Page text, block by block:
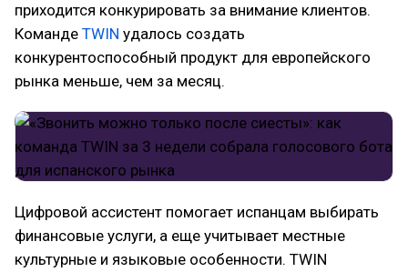
приходится конкурировать за внимание клиентов.
Команде TWIN удалось создать
конкурентоспособный продукт для европейского
рынка меньше, чем за месяц.
Цифровой ассистент помогает испанцам выбирать
финансовые услуги, а еще учитывает местные
культурные и языковые особенности. TWIN